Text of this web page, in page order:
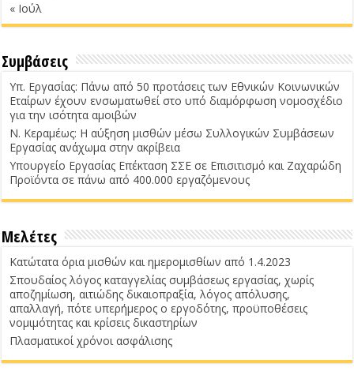
« Ιούλ
Συμβάσεις
Υπ. Εργασίας: Πάνω από 50 προτάσεις των Εθνικών Κοινωνικών
Εταίρων έχουν ενσωματωθεί στο υπό διαμόρφωση νομοσχέδιο
για την ισότητα αμοιβών
Ν. Κεραμέως: Η αύξηση μισθών μέσω Συλλογικών Συμβάσεων
Εργασίας ανάχωμα στην ακρίβεια
Υπουργείο Εργασίας Επέκταση ΣΣΕ σε Επισιτισμό και Ζαχαρώδη
Προϊόντα σε πάνω από 400.000 εργαζόμενους
Μελέτες
Κατώτατα όρια μισθών και ημερομισθίων από 1.4.2023
Σπουδαίος λόγος καταγγελίας συμβάσεως εργασίας, χωρίς
αποζημίωση, αιτιώδης δικαιοπραξία, λόγος απόλυσης,
απαλλαγή, πότε υπερήμερος ο εργοδότης, προϋποθέσεις
νομιμότητας και κρίσεις δικαστηρίων
Πλασματικοί χρόνοι ασφάλισης